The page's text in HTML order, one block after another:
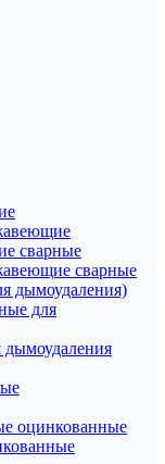
сварные
сварные
дымоудаления)
для
дымоудаления
оцинкованные